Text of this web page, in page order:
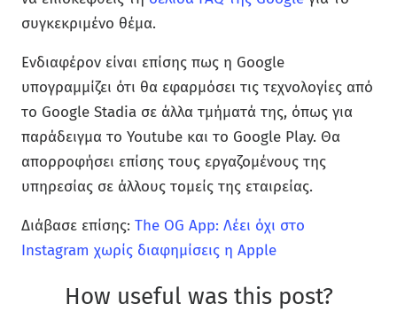
συγκεκριμένο θέμα.
Ενδιαφέρον είναι επίσης πως η Google
υπογραμμίζει ότι θα εφαρμόσει τις τεχνολογίες από
το Google Stadia σε άλλα τμήματά της, όπως για
παράδειγμα το Youtube και το Google Play. Θα
απορροφήσει επίσης τους εργαζομένους της
υπηρεσίας σε άλλους τομείς της εταιρείας.
Διάβασε επίσης: The OG App: Λέει όχι στο
Instagram χωρίς διαφημίσεις η Apple
How useful was this post?